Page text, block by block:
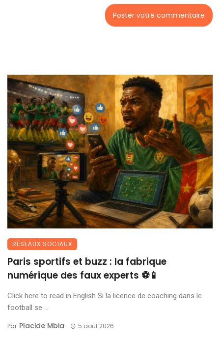
RÉSEAUX SOCIAUX
Paris sportifs et buzz : la fabrique
numérique des faux experts ⚽📱
Click here to read in English Si la licence de coaching dans le
football se ...
Par Placide Mbia 5 août 2026